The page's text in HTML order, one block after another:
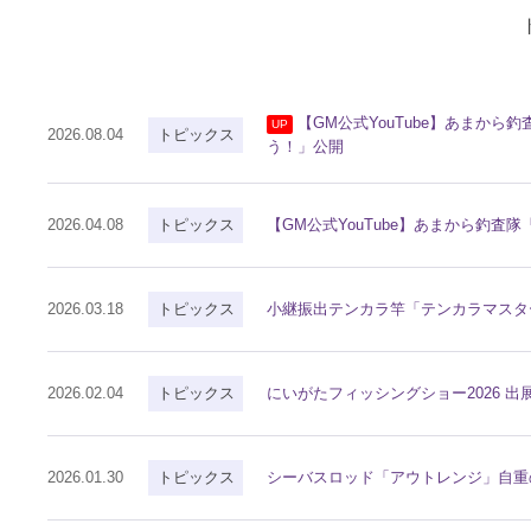
2026.08.04 トピックス
UP
【GM公式YouTube】あまから
う！」公開
2026.04.08 トピックス 【GM公式YouTube】あまから釣査
2026.03.18 トピックス 小継振出テンカラ竿「テンカラマス
2026.02.04 トピックス にいがたフィッシングショー2026 出
2026.01.30 トピックス シーバスロッド「アウトレンジ」自